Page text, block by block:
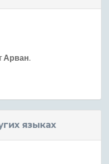
Арван.
языках